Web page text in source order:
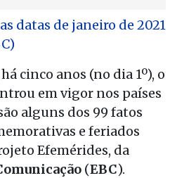
datas de janeiro de 2021
cinco anos (no dia 1º), o
em vigor nos países
alguns dos 99 fatos
e feriados
Efemérides, da
(EBC).